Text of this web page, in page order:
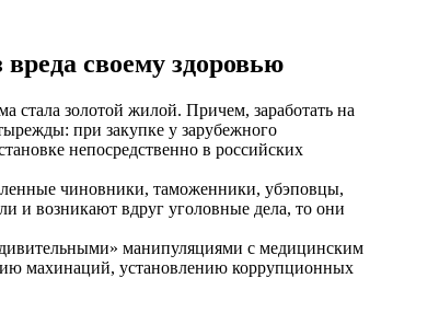
своему здоровью
стала золотой жилой. Причем, заработать на
при закупке у зарубежного
непосредственно в российских
чиновники, таможенники, убэповцы,
и возникают вдруг уголовные дела, то они
манипуляциями с медицинским
махинаций, установлению коррупционных